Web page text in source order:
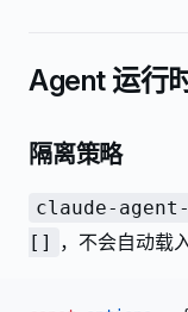
Agent 运行
隔离策略
claude-
[]
，不会自动载